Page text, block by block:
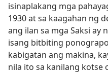
isinaplakang mga
1930 at sa kaagahan ng
ang ilan sa mga Saksi ay
isang bitbiting
kabigatan ang makina,
nila ito sa kanilang kotse